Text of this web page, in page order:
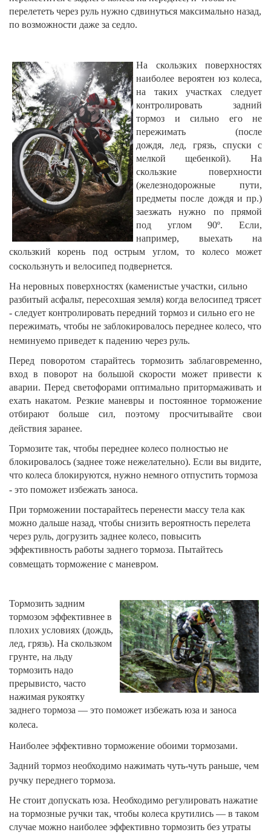
перелететь через руль нужно сдвинуться максимально назад,
по возможности даже за седло.
На скользких поверхностях
наиболее вероятен юз колеса,
на таких участках следует
контролировать задний
тормоз и сильно его не
пережимать (после
дождя, лед, грязь, спуски с
мелкой щебенкой). На
скользкие поверхности
(железнодорожные пути,
предметы после дождя и пр.)
заезжать нужно по прямой
под углом 90º. Если,
например, выехать на
скользкий корень под острым углом, то колесо может
соскользнуть и велосипед подвернется.
На неровных поверхностях (каменистые участки, сильно
разбитый асфальт, пересохшая земля) когда велосипед трясет
- следует контролировать передний тормоз и сильно его не
пережимать, чтобы не заблокировалось переднее колесо, что
неминуемо приведет к падению через руль.
Перед поворотом старайтесь тормозить заблаговременно,
вход в поворот на большой скорости может привести к
аварии. Перед светофорами оптимально притормаживать и
ехать накатом. Резкие маневры и постоянное торможение
отбирают больше сил, поэтому просчитывайте свои
действия заранее.
Тормозите так, чтобы переднее колесо полностью не
блокировалось (заднее тоже нежелательно). Если вы видите,
что колеса блокируются, нужно немного отпустить тормоза
- это поможет избежать заноса.
При торможении постарайтесь перенести массу тела как
можно дальше назад, чтобы снизить вероятность перелета
через руль, догрузить заднее колесо, повысить
эффективность работы заднего тормоза. Пытайтесь
совмещать торможение с маневром.
Тормозить задним
тормозом эффективнее в
плохих условиях (дождь,
лед, грязь). На скользком
грунте, на льду
тормозить надо
прерывисто, часто
нажимая рукоятку
заднего тормоза — это поможет избежать юза и заноса
колеса.
Наиболее эффективно торможение обоими тормозами.
Задний тормоз необходимо нажимать чуть-чуть раньше, чем
ручку переднего тормоза.
Не стоит допускать юза. Необходимо регулировать нажатие
на тормозные ручки так, чтобы колеса крутились — в таком
случае можно наиболее эффективно тормозить без утраты